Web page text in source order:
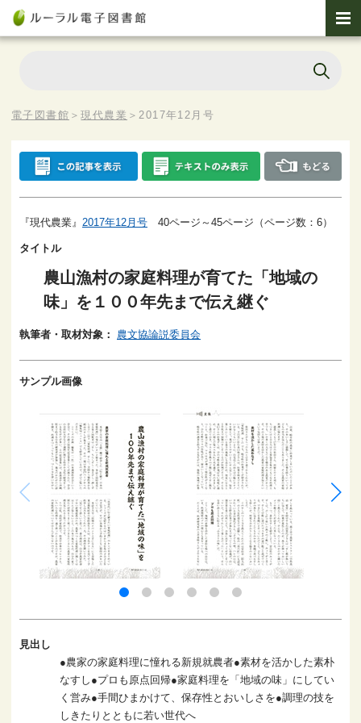
電子図書館 ＞現代農業 ＞2017年12月号
『現代農業』 2017年12月号 40ページ～45ページ（ページ数：6）
タイトル
農山漁村の家庭料理が育てた「地域の
味」を１００年先まで伝え継ぐ
執筆者・取材対象： 農文協論説委員会
サンプル画像
見出し
●農家の家庭料理に憧れる新規就農者●素材を活かした素朴
なすし●プロも原点回帰●家庭料理を「地域の味」にしてい
く営み●手間ひまかけて、保存性とおいしさを●調理の技を
しきたりとともに若い世代へ